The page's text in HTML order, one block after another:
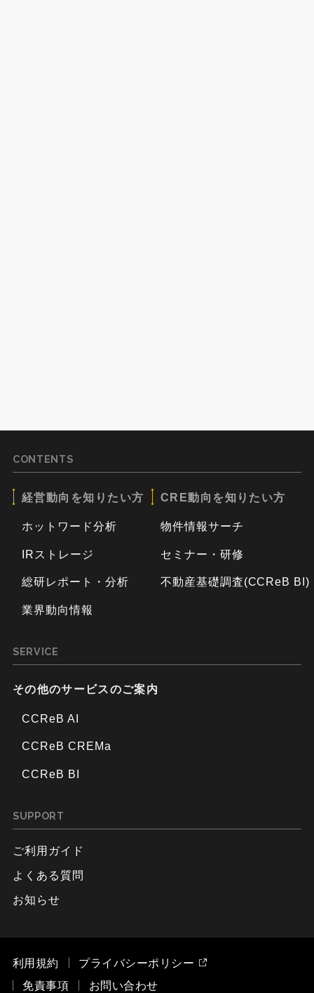
CONTENTS
経営動向を知りたい方
ホットワード分析
IRストレージ
総研レポート・分析
業界動向情報
CRE動向を知りたい方
物件情報サーチ
セミナー・研修
不動産基礎調査(CCReB BI)
SERVICE
その他のサービスのご案内
CCReB AI
CCReB CREMa
CCReB BI
SUPPORT
ご利用ガイド
よくある質問
お知らせ
利用規約
プライバシーポリシー
免責事項
お問い合わせ